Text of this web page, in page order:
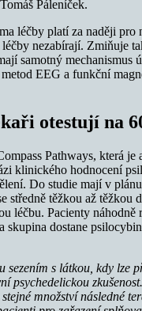
Páleníček.
léčby platí za naději pro
nezabírají. Zmiňuje
samotný mechanismus
EEG a funkční
otestují na
Pathways, která je
klinického hodnocení
Do studie mají v
středně těžkou až těžkou
léčbu. Pacienty
skupina dostane
sezením s látkou, kdy lze
psychedelickou
množství následné